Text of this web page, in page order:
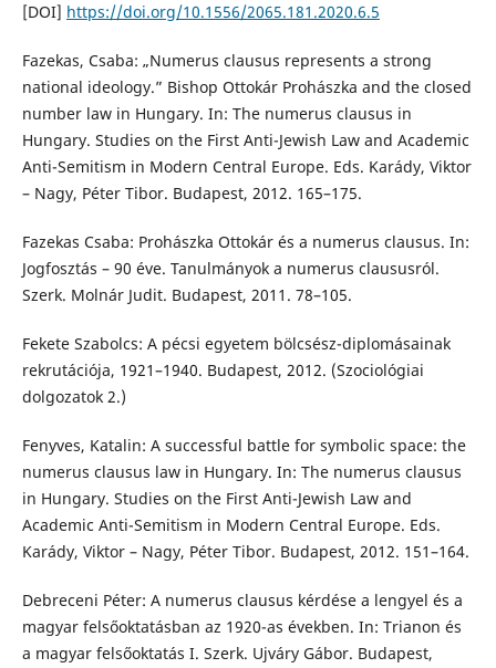
[DOI] https://doi.org/10.1556/2065.181.2020.6.5
Fazekas, Csaba: „Numerus clausus represents a strong
national ideology.” Bishop Ottokár Prohászka and the closed
number law in Hungary. In: The numerus clausus in
Hungary. Studies on the First Anti-Jewish Law and Academic
Anti-Semitism in Modern Central Europe. Eds. Karády, Viktor
– Nagy, Péter Tibor. Budapest, 2012. 165–175.
Fazekas Csaba: Prohászka Ottokár és a numerus clausus. In:
Jogfosztás – 90 éve. Tanulmányok a numerus claususról.
Szerk. Molnár Judit. Budapest, 2011. 78–105.
Fekete Szabolcs: A pécsi egyetem bölcsész-diplomásainak
rekrutációja, 1921–1940. Budapest, 2012. (Szociológiai
dolgozatok 2.)
Fenyves, Katalin: A successful battle for symbolic space: the
numerus clausus law in Hungary. In: The numerus clausus
in Hungary. Studies on the First Anti-Jewish Law and
Academic Anti-Semitism in Modern Central Europe. Eds.
Karády, Viktor – Nagy, Péter Tibor. Budapest, 2012. 151–164.
Debreceni Péter: A numerus clausus kérdése a lengyel és a
magyar felsőoktatásban az 1920-as években. In: Trianon és
a magyar felsőoktatás I. Szerk. Ujváry Gábor. Budapest,